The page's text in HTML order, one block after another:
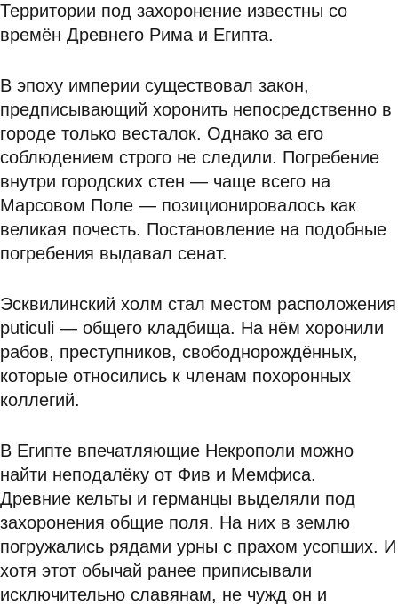
Территории под захоронение известны со
времён Древнего Рима и Египта.
В эпоху империи существовал закон,
предписывающий хоронить непосредственно в
городе только весталок. Однако за его
соблюдением строго не следили. Погребение
внутри городских стен — чаще всего на
Марсовом Поле — позиционировалось как
великая почесть. Постановление на подобные
погребения выдавал сенат.
Эсквилинский холм стал местом расположения
puticuli — общего кладбища. На нём хоронили
рабов, преступников, свободнорождённых,
которые относились к членам похоронных
коллегий.
В Египте впечатляющие Некрополи можно
найти неподалёку от Фив и Мемфиса.
Древние кельты и германцы выделяли под
захоронения общие поля. На них в землю
погружались рядами урны с прахом усопших. И
хотя этот обычай ранее приписывали
исключительно славянам, не чужд он и